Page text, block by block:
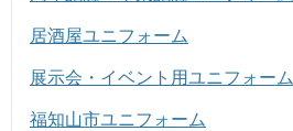
居酒屋ユニフォーム
展示会・イベント用ユニフォーム
福知山市ユニフォーム